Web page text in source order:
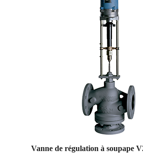
Vanne de régulation à soupape